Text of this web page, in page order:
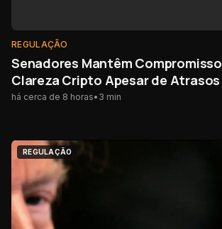
REGULAÇÃO
Senadores Mantêm
Clareza Cripto Apesar de Atrasos
há cerca de 8 horas• 3 min
REGULAÇÃO